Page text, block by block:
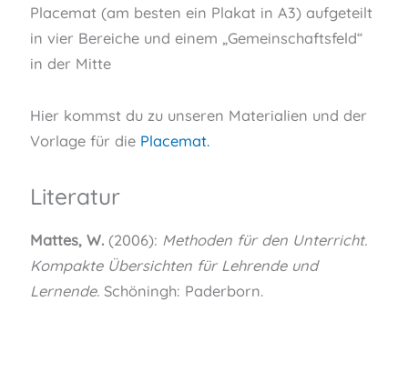
Placemat (am besten ein Plakat in A3) aufgeteilt
in vier Bereiche und einem „Gemeinschaftsfeld“
in der Mitte
Hier kommst du zu unseren Materialien und der
Vorlage für die Placemat.
Literatur
Mattes, W.(2006): Methoden für den Unterricht.
Kompakte Übersichten für Lehrende und
Lernende. Schöningh: Paderborn.